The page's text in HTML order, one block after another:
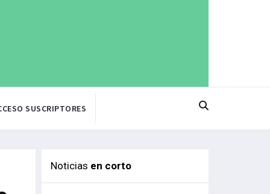
SUSCRIPTORES
Noticias en corto